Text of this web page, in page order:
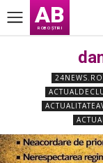
AB
ROBO ȘTIRI
24NEWS.RO